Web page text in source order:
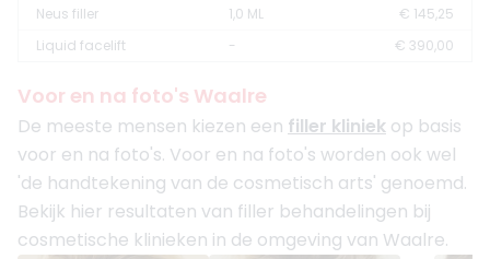
Neus filler 1,0 ML
€ 145,25
Liquid facelift
- € 390,00
Voor en na foto's Waalre
De meeste mensen kiezen een filler kliniek op basis
voor en na foto's. Voor en na foto's worden ook wel
'de handtekening van de cosmetisch arts' genoemd.
Bekijk hier resultaten van filler behandelingen bij
cosmetische klinieken in de omgeving van Waalre.